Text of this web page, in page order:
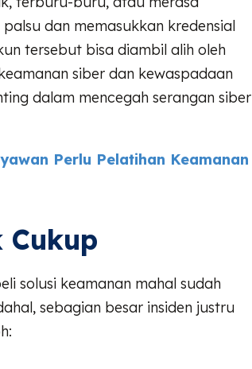
dan memasukkan kredensial
tersebut bisa diambil alih oleh
siber dan kewaspadaan
dalam mencegah serangan siber
Perlu Pelatihan Keamanan
Cukup
solusi keamanan mahal sudah
sebagian besar insiden justru